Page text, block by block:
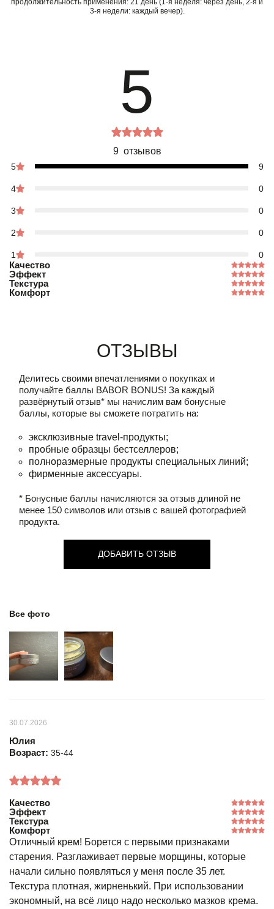
3-я недели: каждый вечер).
5
9 отзывов
5 9
4 0
3 0
2 0
1 0
Качество
Эффект
Текстура
Комфорт
Отзывы
Делитесь своими впечатлениями о покупках и
получайте баллы BABOR BONUS! За каждый
развёрнутый отзыв* мы начислим вам бонусные
баллы, которые вы сможете потратить на:
эксклюзивные travel-продукты;
пробные образцы бестселлеров;
полноразмерные продукты специальных линий;
фирменные аксессуары.
* Бонусные баллы начисляются за отзыв длиной не
менее 150 символов или отзыв с вашей фотографией
продукта.
ДОБАВИТЬ ОТЗЫВ
Все фото
30.07.2026
Юлия
Возраст: 35-44
Качество
Эффект
Текстура
Комфорт
Отличный крем! Борется с первыми признаками
старения. Разглаживает первые морщины, которые
начали сильно появляться у меня после 35 лет.
Текстура плотная, жирненький. При использовании
экономный, на всё лицо надо несколько мазков крема.